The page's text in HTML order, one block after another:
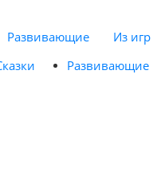
Развивающие Из игр
Развивающие